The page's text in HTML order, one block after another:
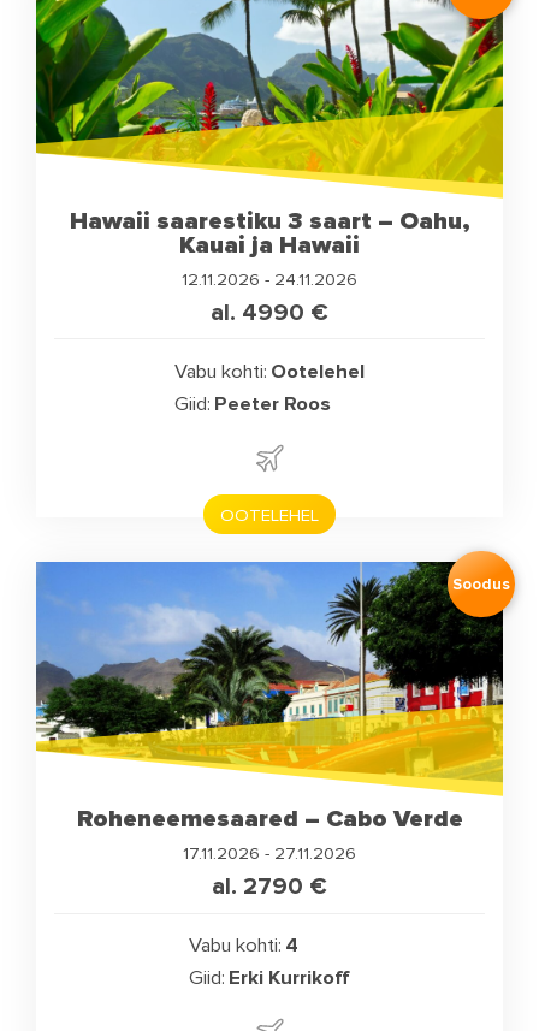
Hawaii saarestiku 3 saart – Oahu,
Kauai ja Hawaii
12.11.2026 - 24.11.2026
al. 4990 €
Vabu kohti: Ootelehel
Giid: Peeter Roos
OOTELEHEL
Soodus
Roheneemesaared – Cabo Verde
17.11.2026 - 27.11.2026
al. 2790 €
Vabu kohti: 4
Giid: Erki Kurrikoff